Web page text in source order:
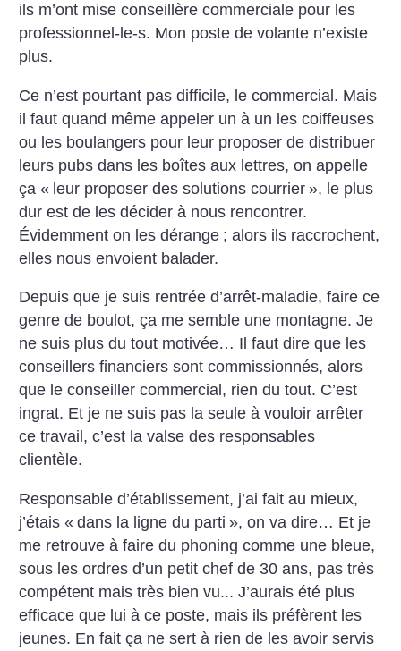
ils m’ont mise conseillère commerciale pour les
professionnel-le-s. Mon poste de volante n’existe
plus.
Ce n’est pourtant pas difficile, le commercial. Mais
il faut quand même appeler un à un les coiffeuses
ou les boulangers pour leur proposer de distribuer
leurs pubs dans les boîtes aux lettres, on appelle
ça « leur proposer des solutions courrier », le plus
dur est de les décider à nous rencontrer.
Évidemment on les dérange ; alors ils raccrochent,
elles nous envoient balader.
Depuis que je suis rentrée d’arrêt-maladie, faire ce
genre de boulot, ça me semble une montagne. Je
ne suis plus du tout motivée… Il faut dire que les
conseillers financiers sont commissionnés, alors
que le conseiller commercial, rien du tout. C’est
ingrat. Et je ne suis pas la seule à vouloir arrêter
ce travail, c’est la valse des responsables
clientèle.
Responsable d’établissement, j’ai fait au mieux,
j’étais « dans la ligne du parti », on va dire… Et je
me retrouve à faire du phoning comme une bleue,
sous les ordres d’un petit chef de 30 ans, pas très
compétent mais très bien vu... J’aurais été plus
efficace que lui à ce poste, mais ils préfèrent les
jeunes. En fait ça ne sert à rien de les avoir servis